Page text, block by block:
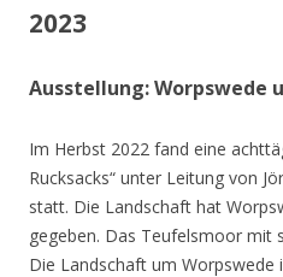
2023
Ausstellung: Worpswede
Im Herbst 2022 fand eine
Rucksacks“ unter Leitung von
statt. Die Landschaft hat
gegeben. Das Teufelsmoor mit
Die Landschaft um Worpswede